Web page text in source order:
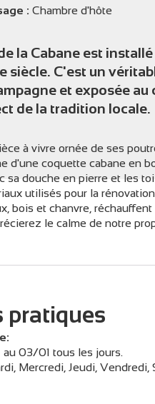
: Chambre d'hôte
la Cabane est
siècle. C'est un
et exposée
de la tradition locale.
à vivre ornée de ses
d'une coquette cabane en
sa douche en pierre et les
utilisés pour la
bois et chanvre,
le calme de notre
pratiques
03/01 tous les jours.
Mercredi, Jeudi, Vendredi,